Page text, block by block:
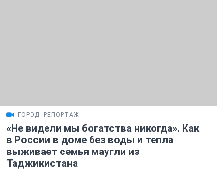
ГОРОД РЕПОРТАЖ
«Не видели мы богатства никогда». Как
в России в доме без воды и тепла
выживает семья маугли из
Таджикистана